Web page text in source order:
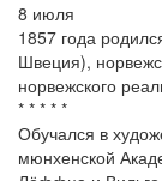
8 июля
1857 года
Швеция),
норвежского
* * * * *
Обучался в
мюнхенской